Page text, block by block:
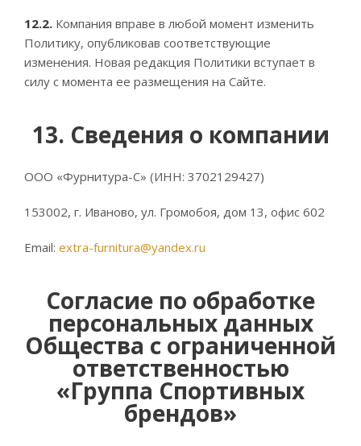
12.2. Компания вправе в любой момент изменить
Политику, опубликовав соответствующие
изменения. Новая редакция Политики вступает в
силу с момента ее размещения на Сайте.
13. Сведения о компании
ООО «Фурнитура-С» (ИНН: 3702129427)
153002, г. Иваново, ул. Громобоя, дом 13, офис 602
Email: extra-furnitura@yandex.ru
Согласие по обработке
персональных данных
Общества с ограниченной
ответственностью
«Группа Спортивных
брендов»